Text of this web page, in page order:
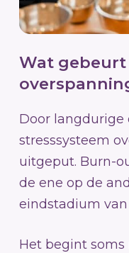
Wat gebeurt
Door langdurige
stresssysteem
uitgeput. Burn-
de ene op de
eindstadium
Het begint